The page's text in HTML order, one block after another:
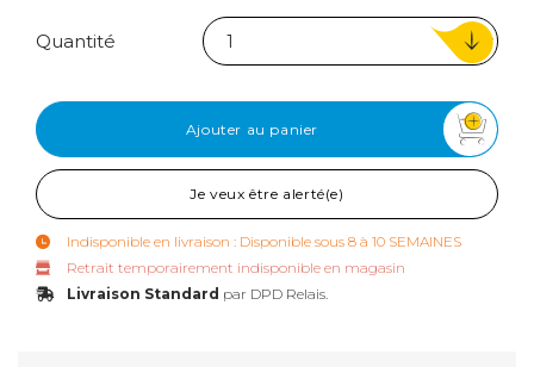
Quantité
Ajouter au panier
Je veux être alerté(e)
Indisponible en livraison : Disponible sous 8 à 10 SEMAINES
Retrait temporairement indisponible en magasin
Livraison Standard par DPD Relais.